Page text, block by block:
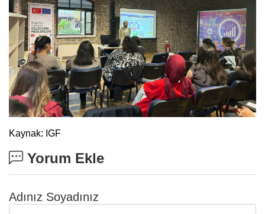
Kaynak: IGF
Yorum Ekle
Adınız Soyadınız